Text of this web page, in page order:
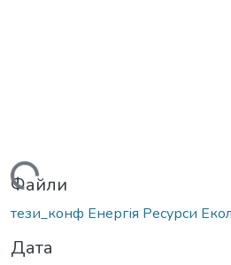
Файли
тези_конф Енергія Ресурси
Дата